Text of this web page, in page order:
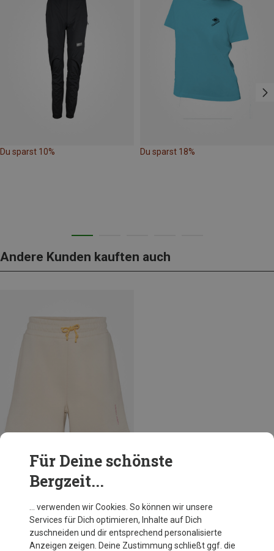
Du sparst 10% Du sparst 18%
Andere Kunden kauften auch
Du sparst 20%
Für Deine schönste
Bergzeit...
… verwenden wir Cookies. So können wir unsere
Services für Dich optimieren, Inhalte auf Dich
zuschneiden und dir entsprechend personalisierte
Anzeigen zeigen. Deine Zustimmung schließt ggf. die